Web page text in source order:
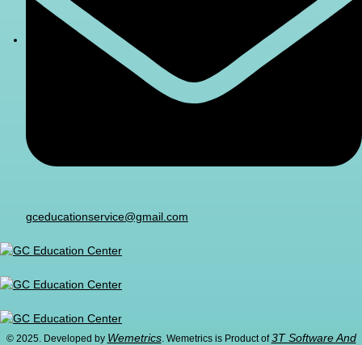
gceducationservice@gmail.com
© 2025. Developed by Wemetrics. Wemetrics is Product of3T Software And